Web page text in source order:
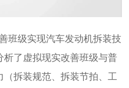
班级实现汽车发动机拆装技
了虚拟现实改善班级与普
拆装规范、拆装节拍、工